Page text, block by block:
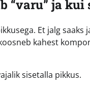
“varu” ja kui
Et jalg
kahest
sisetalla pikkus.